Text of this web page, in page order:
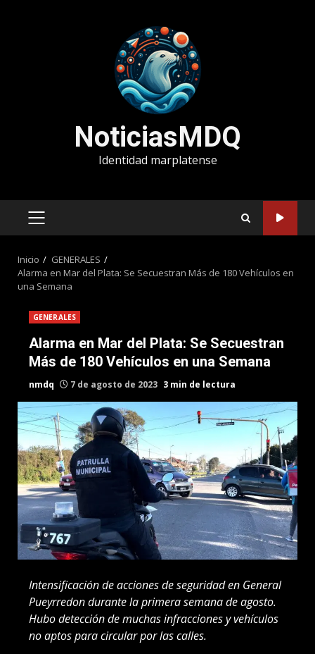
NoticiasMDQ
Identidad marplatense
MENÚ
Inicio
GENERALES
Alarma en Mar del Plata: Se Secuestran Más de 180 Vehículos en
una Semana
GENERALES
Alarma en Mar del Plata: Se Secuestran
Más de 180 Vehículos en una Semana
nmdq 7 de agosto de 2023 3 min de lectura
Intensificación de acciones de seguridad en General
Pueyrredon durante la primera semana de agosto.
Hubo detección de muchas infracciones y vehículos
no aptos para circular por las calles.